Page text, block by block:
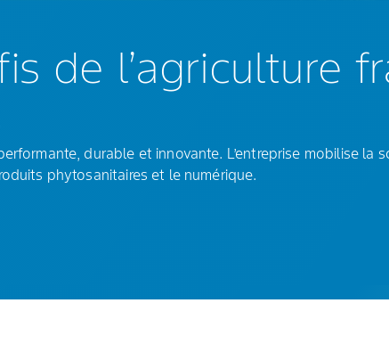
de l’agriculture
durable et innovante. L’entreprise mobilise
phytosanitaires et le numérique.